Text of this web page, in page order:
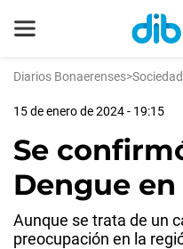
Diarios Bonaerenses>Sociedad
15 de enero de 2024 - 19:15
Se
Dengue
Aunque se trata de un
preocupación en la